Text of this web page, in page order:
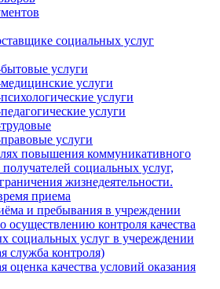
социальных услуг
услуги
услуги
услуги
услуги
услуги
повышения коммуникативного
социальных услуг,
жизнедеятельности.
приема
и пребывания в учреждении
осуществлению контроля качества
социальных услуг в учереждении
служба контроля)
оценка качества условий оказания